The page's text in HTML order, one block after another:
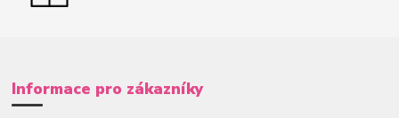
Informace pro zákazníky